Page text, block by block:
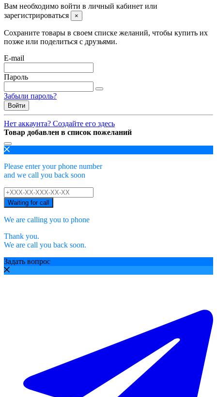
Вам необходимо войти в личный кабинет или
зарегистрироваться
×
Сохраните товары в своем списке желаний, чтобы купить их
позже или поделиться с друзьями.
E-mail
Пароль
Забыли пароль?
Войти
Нет аккаунта? Создайте его здесь
Товар добавлен в список пожеланий
Please enter your phone number
and we call you back soon
Waiting for call
We are calling you to phone
Thank you.
We are call you back soon.
Задать вопрос